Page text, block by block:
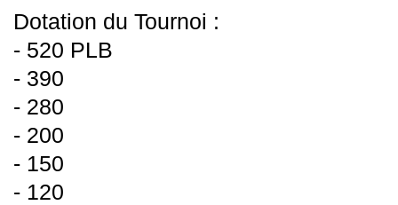
Dotation du Tournoi :
- 520 PLB
- 390
- 280
- 200
- 150
- 120